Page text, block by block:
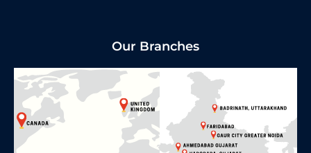
Our Branches